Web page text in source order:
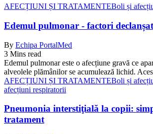
AFECȚIUNI ȘI TRATAMENTEBoli și
Edemul pulmonar - factori
By Echipa PortalMed
3 Mins read
Edemul pulmonar este o afecțiune gravă ce
alveolele plămânilor se acumulează lichid.
AFECȚIUNI ȘI TRATAMENTEBoli și
afecțiuni respiratorii
Pneumonia interstiţială la copii:
tratament